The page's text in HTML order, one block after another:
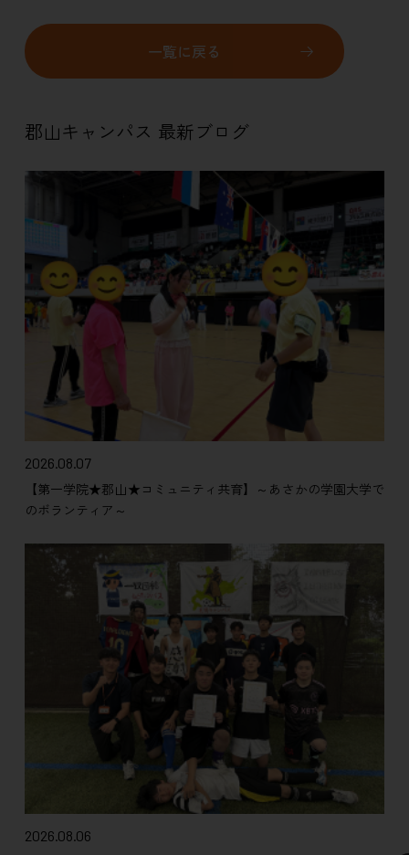
一覧に戻る
郡山キャンパス 最新ブログ
2026.08.07
【第一学院★郡山★コミュニティ共育】～あさかの学園大学で
のボランティア～
2026.08.06